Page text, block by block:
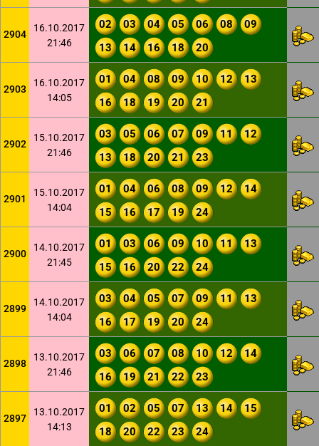
2904
16.10.2017
21:46
02 03 04 05 06 08
09
13
14 16 18 20
2903
16.10.2017
14:05
01 04 08 09 10 12
13
16
18 19 20 21
2902
15.10.2017
21:46
03 05 06 07 09 11
12
13
18 20 21 23
2901
15.10.2017
14:04
01 04 06 08 09 12
14
15
16 17 19 24
2900
14.10.2017
21:45
01 03 06 09 10 11
13
15
16 20 22 24
2899
14.10.2017
14:04
03 04 05 07 09 11
13
16
17 19 20 24
2898
13.10.2017
21:46
03 06 07 08 10 12
14
16
19 21 22 23
2897
13.10.2017
14:13
01 02 05 07 13 14
15
18
20 22 23 24